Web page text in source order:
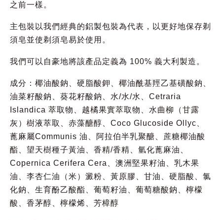
之前一樣。
主包裝以我們經典的鋁製包裝為代表，以更好地保存剃
須皂並使剃須皂易於使用。
我們可以自豪地將該產品定義為 100% 義大利製造。
成分：椰油酸鈉、硬脂酸鉀、椰油酰基羥乙基磺酸鈉、
油菜籽酸鈉、葵花籽酸鈉、水/水/水、Cetraria
Islandica 萃取物、越橘果實萃取物、水曲柳（甘露
灰）樹液萃取、赤藻醣醇、Coco Glucoside Ollyc、
蓖麻屬Communis 油、阿拉伯半乳聚醣、蔗糖椰油酸
酯、望天樹種子黃油、香精/香精、氫化蓖麻油、
Copernica Cerifera Cera、澳洲堅果籽油、乳木果
油、李杏仁油（米）澱粉、黃原膠、甘油、硬脂酸、氯
化鈉、生育酚乙酸酯、葡萄籽油、葡萄糖酸鈉、檸檬
酸、香茅醇、檸檬烯、芳樟醇